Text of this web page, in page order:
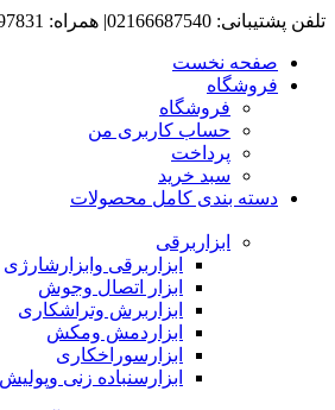
تلفن پشتیبانی: 02166687540| همراه: 09123497831|هفت روز هفته از ساعت 8 صبح تا 6 عصرپاسخگوی شما هستیم.
صفحه نخست
فروشگاه
فروشگاه
حساب کاربری من
پرداخت
سبد خرید
دسته بندی کامل محصولات
ابزاربرقی
ابزاربرقی وابزارشارژی
ابزار اتصال وجوش
ابزاربرش وتراشکاری
ابزاردمش ومکش
ابزارسوراخکاری
ابزارسنباده زنی وپولیش